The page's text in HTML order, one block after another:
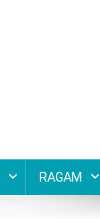
RAGAM